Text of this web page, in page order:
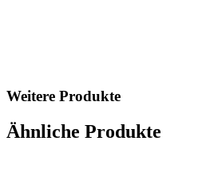
Weitere Produkte
Ähnliche Produkte